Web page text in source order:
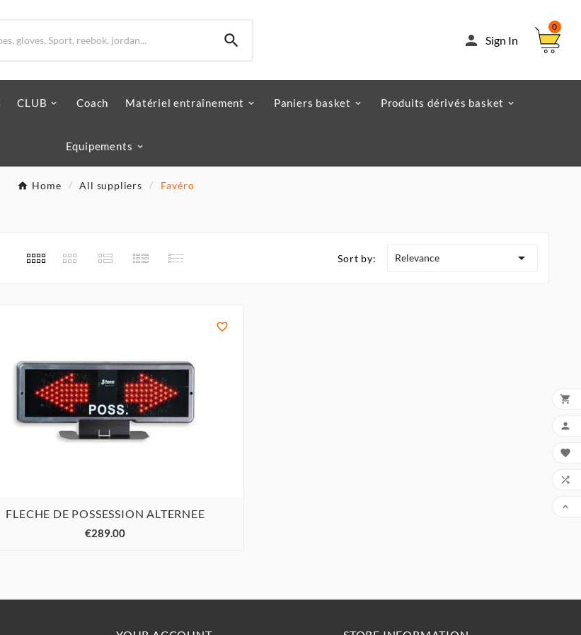
  Sign In
0
CLUB Coach Matériel entraînement Paniers basket Produits dérivés basket
Equipements
Home All suppliers Favéro
Sort by: Relevance 

FLECHE DE POSSESSION ALTERNEE
€289.00




